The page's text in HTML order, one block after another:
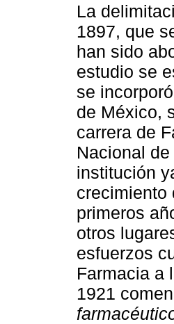
La
1897, que
han sido
estudio se
se
de México,
carrera de
Nacional
institución
crecimiento
primeros
otros
esfuerzos
Farmacia a
1921